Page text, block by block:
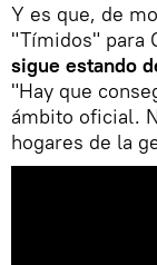
Y es que, de
"Tímidos" para
sigue estando
"Hay que
ámbito oficial.
hogares de la